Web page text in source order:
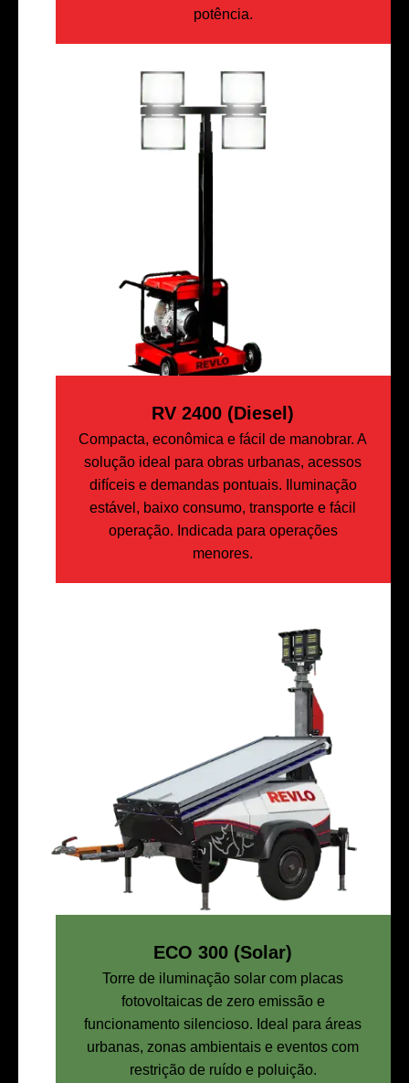
potência.
RV 2400 (Diesel)
Compacta, econômica e fácil de manobrar. A
solução ideal para obras urbanas, acessos
difíceis e demandas pontuais. Iluminação
estável, baixo consumo, transporte e fácil
operação. Indicada para operações
menores.
ECO 300 (Solar)
Torre de iluminação solar com placas
fotovoltaicas de zero emissão e
funcionamento silencioso. Ideal para áreas
urbanas, zonas ambientais e eventos com
restrição de ruído e poluição.